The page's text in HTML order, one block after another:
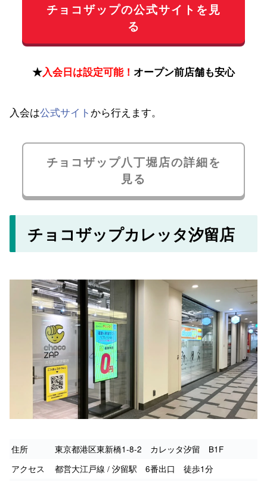
チョコザップの公式サイトを見
る
★入会日は設定可能！ オープン前店舗も安心
入会は公式サイト から行えます。
チョコザップ八丁堀店の詳細を
見る
チョコザップカレッタ汐留店
住所
東京都港区東新橋1-8-2 カレッタ汐留 B1F
アクセス
都営大江戸線 / 汐留駅 6番出口 徒歩1分